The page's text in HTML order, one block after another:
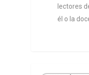
lectores
él o la